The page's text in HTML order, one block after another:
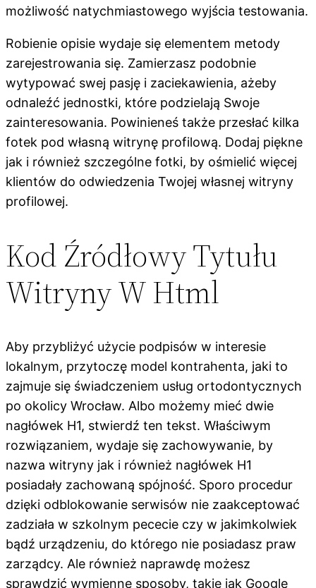
możliwość natychmiastowego wyjścia testowania.
Robienie opisie wydaje się elementem metody
zarejestrowania się. Zamierzasz podobnie
wytypować swej pasję i zaciekawienia, ażeby
odnaleźć jednostki, które podzielają Swoje
zainteresowania. Powinieneś także przesłać kilka
fotek pod własną witrynę profilową. Dodaj piękne
jak i również szczególne fotki, by ośmielić więcej
klientów do odwiedzenia Twojej własnej witryny
profilowej.
Kod Źródłowy Tytułu
Witryny W Html
Aby przybliżyć użycie podpisów w interesie
lokalnym, przytoczę model kontrahenta, jaki to
zajmuje się świadczeniem usług ortodontycznych
po okolicy Wrocław. Albo możemy mieć dwie
nagłówek H1,​ stwierdź ten tekst. Właściwym
rozwiązaniem, wydaje się zachowywanie, by
nazwa witryny jak i również nagłówek H1
posiadały zachowaną spójność. Sporo procedur
dzięki odblokowanie serwisów nie zaakceptować
zadziała w szkolnym pececie czy w jakimkolwiek
bądź urządzeniu, do którego nie posiadasz praw
zarządcy. Ale również naprawdę możesz
sprawdzić wymienne sposoby, takie jak Google